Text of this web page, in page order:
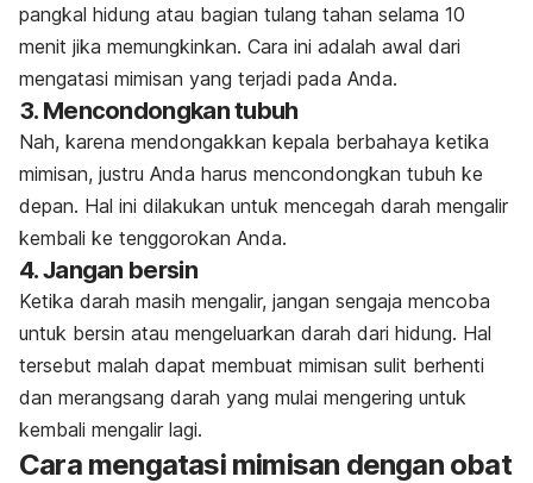
pangkal hidung atau bagian tulang tahan selama 10
menit jika memungkinkan. Cara ini adalah awal dari
mengatasi mimisan yang terjadi pada Anda.
3. Mencondongkan tubuh
Nah, karena mendongakkan kepala berbahaya ketika
mimisan, justru Anda harus mencondongkan tubuh ke
depan. Hal ini dilakukan untuk mencegah darah mengalir
kembali ke tenggorokan Anda.
4. Jangan bersin
Ketika darah masih mengalir, jangan sengaja mencoba
untuk bersin atau mengeluarkan darah dari hidung. Hal
tersebut malah dapat membuat mimisan sulit berhenti
dan merangsang darah yang mulai mengering untuk
kembali mengalir lagi.
Cara mengatasi mimisan dengan obat